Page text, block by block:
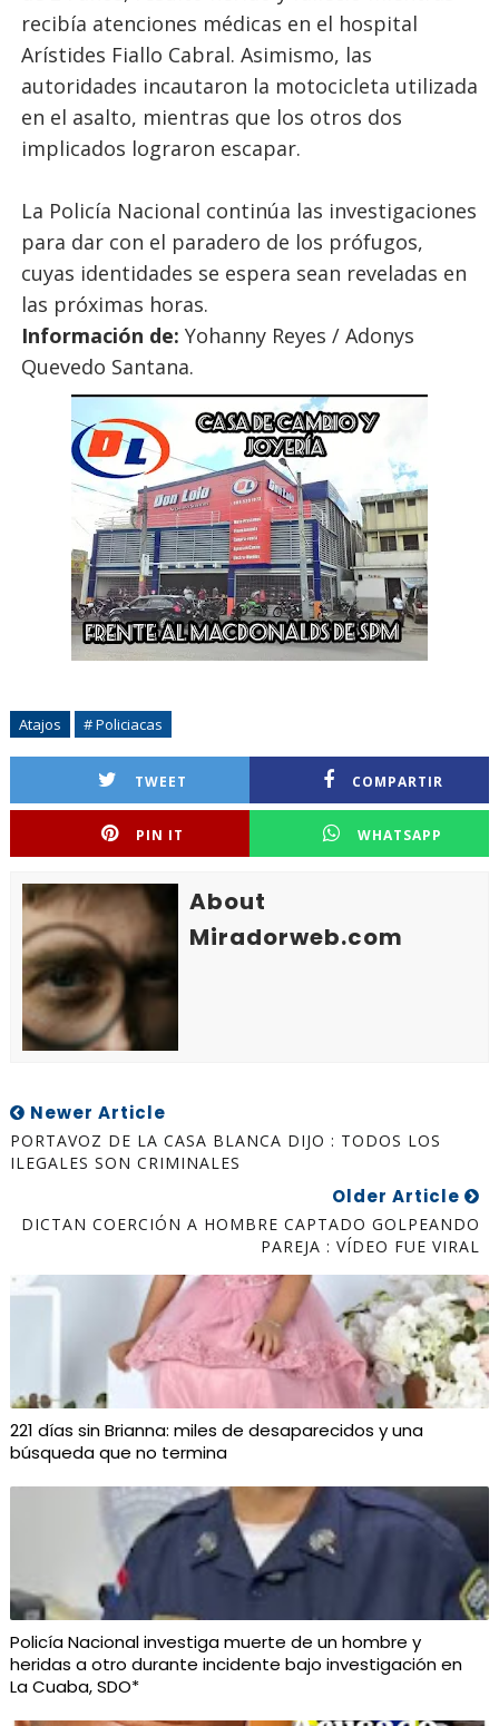
recibía atenciones médicas en el hospital
Arístides Fiallo Cabral. Asimismo, las
autoridades incautaron la motocicleta utilizada
en el asalto, mientras que los otros dos
implicados lograron escapar.
La Policía Nacional continúa las investigaciones
para dar con el paradero de los prófugos,
cuyas identidades se espera sean reveladas en
las próximas horas.
Información de: Yohanny Reyes / Adonys
Quevedo Santana.
Atajos # Policiacas
TWEET COMPARTIR
PIN IT WHATSAPP
About
Miradorweb.com
Newer Article
PORTAVOZ DE LA CASA BLANCA DIJO : TODOS LOS
ILEGALES SON CRIMINALES
Older Article
DICTAN COERCIÓN A HOMBRE CAPTADO GOLPEANDO
PAREJA : VÍDEO FUE VIRAL
221 días sin Brianna: miles de desaparecidos y una
búsqueda que no termina
Policía Nacional investiga muerte de un hombre y
heridas a otro durante incidente bajo investigación en
La Cuaba, SDO*